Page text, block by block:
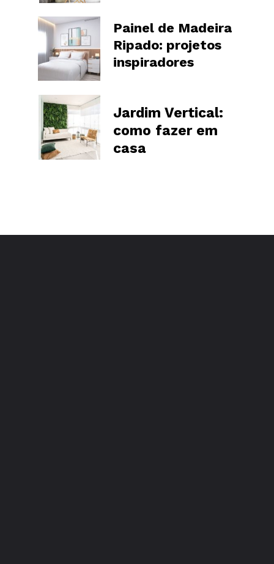
Painel de Madeira
Ripado: projetos
inspiradores
Jardim Vertical:
como fazer em
casa